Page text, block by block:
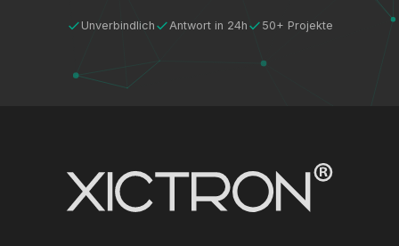
Unverbindlich Antwort in 24h 50+ Projekte